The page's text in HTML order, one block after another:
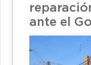
ante el